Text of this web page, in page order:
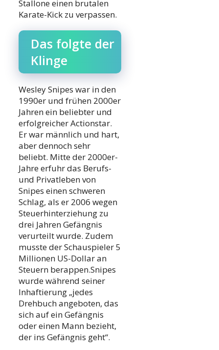
Stallone einen brutalen
Karate-Kick zu verpassen.
Das folgte der
Klinge
Wesley Snipes war in den
1990er und frühen 2000er
Jahren ein beliebter und
erfolgreicher Actionstar.
Er war männlich und hart,
aber dennoch sehr
beliebt. Mitte der 2000er-
Jahre erfuhr das Berufs-
und Privatleben von
Snipes einen schweren
Schlag, als er 2006 wegen
Steuerhinterziehung zu
drei Jahren Gefängnis
verurteilt wurde. Zudem
musste der Schauspieler 5
Millionen US-Dollar an
Steuern berappen.Snipes
wurde während seiner
Inhaftierung „jedes
Drehbuch angeboten, das
sich auf ein Gefängnis
oder einen Mann bezieht,
der ins Gefängnis geht“.